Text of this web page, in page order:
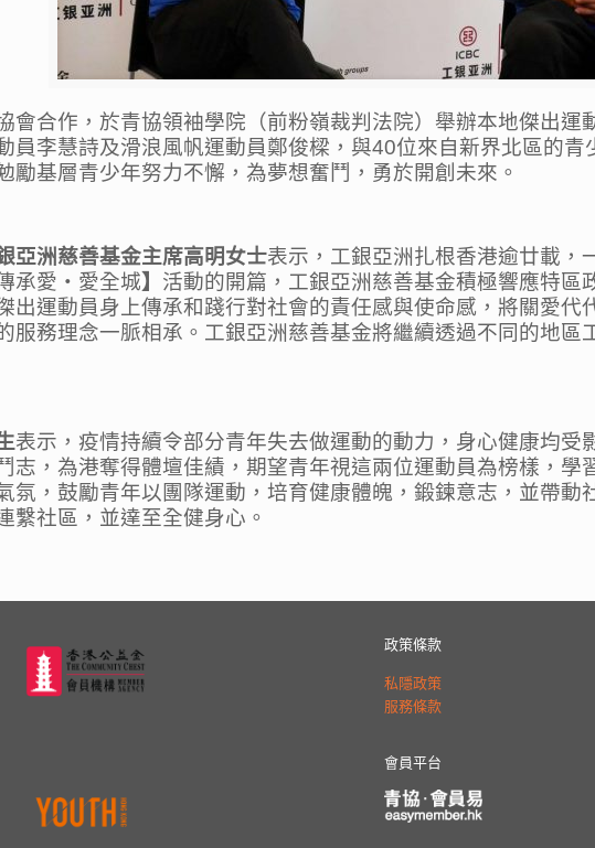
會合作， 於青協領袖學院（前粉嶺裁判法院） 舉辦本地傑出運
員李慧詩及滑浪風帆運動員鄭俊樑，與40位來自新界北區的青
勵基層青少年努力不懈，為夢想奮鬥， 勇於開創未來。
亞洲慈善基金主席高明女士表示， 工銀亞洲扎根香港逾廿載 ，
承愛 ‧ 愛全城】 活動的開篇， 工銀亞洲慈善基金積極響應特區
出運動員身上傳承和踐行對社會的責任感與使命感，將關愛代
服務理念一脈相承。 工銀亞洲慈善基金將繼續透過不同的地區
表示， 疫情持續令部分青年失去做運動的動力，身心健康均受
志，為港奪得體壇佳績， 期望青年視這兩位運動員為榜樣，學
氛， 鼓勵青年以團隊運動，培育健康體魄，鍛鍊意志， 並帶動
繫社區 ，並達至全健身心 。
政策條款
私隱政策
服務條款
會員平台